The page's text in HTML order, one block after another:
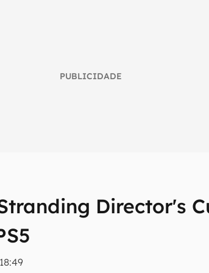
PUBLICIDADE
Director's
do mundo tech!
e receba notícias e reviews sobre tecnologia